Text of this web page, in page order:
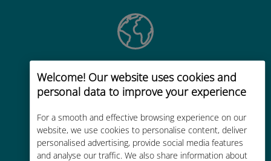
Welcome! Our website uses cookies and
personal data to improve your experience
For a smooth and effective browsing experience on our
website, we use cookies to personalise content, deliver
personalised advertising, provide social media features
and analyse our traffic. We also share information about
Wereldwijd
Wereldwijde cellulaire
meer dan 200 bestemmingen